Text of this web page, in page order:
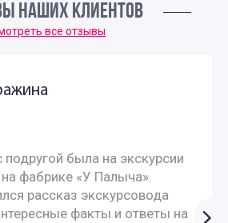
на автобусе для пенсионеров
экскурсии на автобусе
для иностранцев по Москве
для китайцев по Москве
НАШИХ КЛИЕНТОВ
все отзывы
подругой была на экскурсии
на фабрике «У Палыча».
рассказ экскурсовода
факты и ответы на